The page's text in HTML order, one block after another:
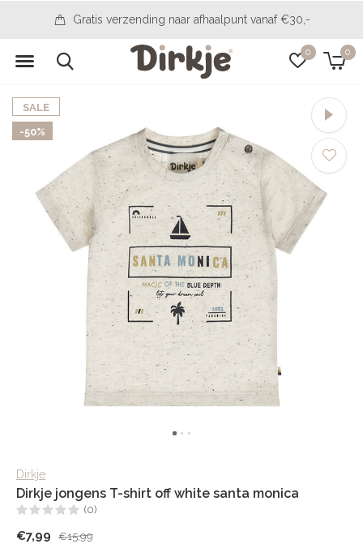
0 0
14 dagen bedenktijd
SALE
-50%
Dirkje
Dirkje jongens T-shirt off white santa monica
(0)
€7,99 €15,99